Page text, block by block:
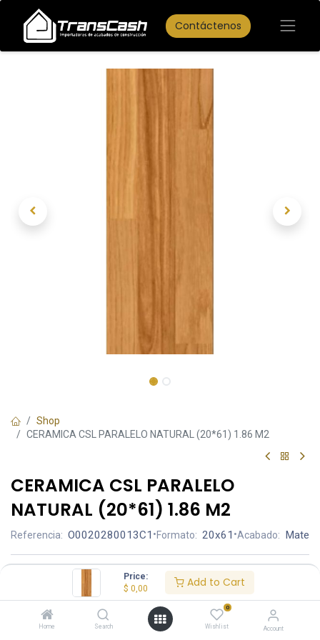
Price:
$ 0,00 Add to Cart
Home Search
0
Wishlist Account
Contáctenos
Shop
CERAMICA CSL PARALELO NATURAL (20*61) 1.86 M2
CERAMICA CSL PARALELO
NATURAL (20*61) 1.86 M2
Referencia: O0020280013C1 •Formato: 20x61 •Acabado: Mate
Aplicación